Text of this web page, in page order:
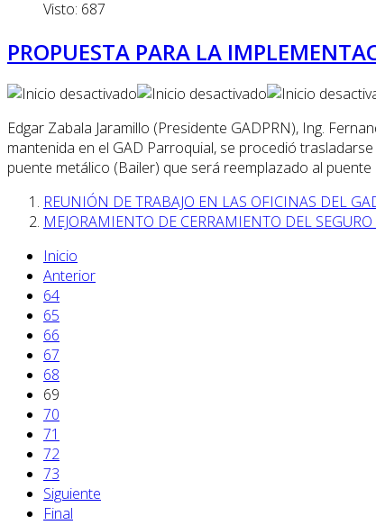
Visto: 687
PROPUESTA PARA LA
Edgar Zabala Jaramillo (Presidente GADPRN), Ing.
mantenida en el GAD Parroquial, se procedió
puente metálico (Bailer) que será reemplazado al
REUNIÓN DE TRABAJO EN LAS OFICINAS DEL
MEJORAMIENTO DE CERRAMIENTO DEL
Inicio
Anterior
64
65
66
67
68
69
70
71
72
73
Siguiente
Final